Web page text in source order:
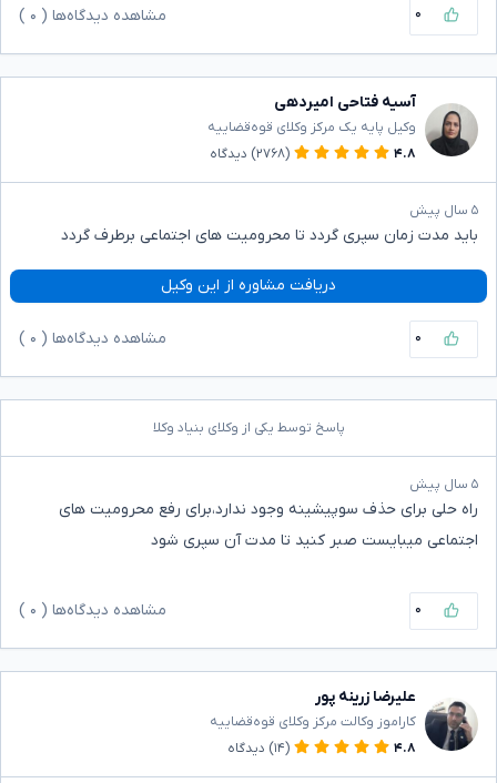
۰ مشاهده دیدگاه‌ها ( ۰
آسیه فتاحی امیردهی
وکیل پایه یک مرکز وکلای قوه‌قضاییه
۴.۸
(۲۷۶۸) دیدگاه
۵ سال پیش
باید مدت زمان سپری گردد تا محرومیت های اجتماعی برطرف گردد
دریافت مشاوره از این وکیل
۰ مشاهده دیدگاه‌ها ( ۰
پاسخ توسط یکی از وکلای بنیاد وکلا
۵ سال پیش
راه حلی برای حذف سوپیشینه وجود ندارد،برای رفع محرومیت های
اجتماعی میبایست صبر کنید تا مدت آن سپری شود
۰ مشاهده دیدگاه‌ها ( ۰
علیرضا زرینه پور
کاراموز وکالت مرکز وکلای قوه‌قضاییه
۴.۸
(۱۴) دیدگاه